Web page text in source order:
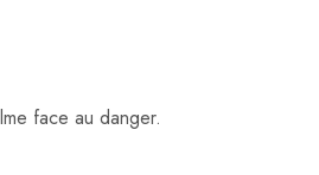
face au danger.